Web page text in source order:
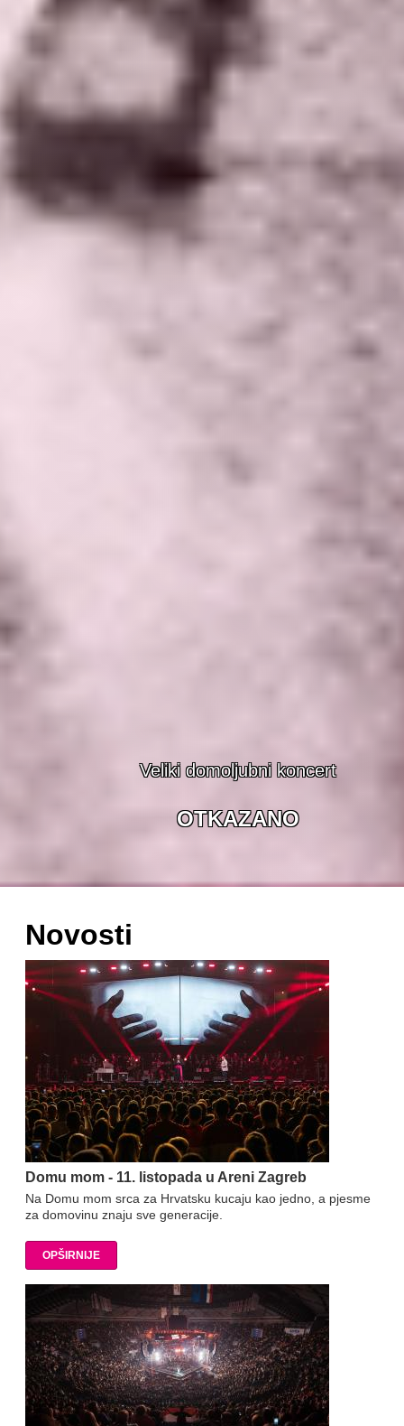
Veliki domoljubni koncert
OTKAZANO
Novosti
Domu mom - 11. listopada u Areni Zagreb
Na Domu mom srca za Hrvatsku kucaju kao jedno, a pjesme
za domovinu znaju sve generacije.
OPŠIRNIJE